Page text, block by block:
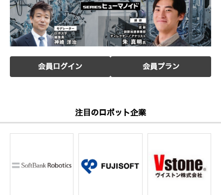
会員ログイン 会員プラン
注目のロボット企業